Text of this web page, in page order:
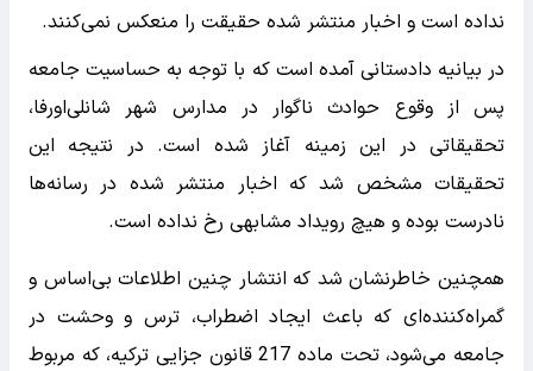
نداده است و اخبار منتشر شده حقیقت را منعکس نمی‌کنند.
در بیانیه دادستانی آمده است که با توجه به حساسیت جامعه
پس از وقوع حوادث ناگوار در مدارس شهر شانلی‌اورفا،
تحقیقاتی در این زمینه آغاز شده است. در نتیجه این
تحقیقات مشخص شد که اخبار منتشر شده در رسانه‌ها
نادرست بوده و هیچ رویداد مشابهی رخ نداده است.
همچنین خاطرنشان شد که انتشار چنین اطلاعات بی‌اساس و
گمراه‌کننده‌ای که باعث ایجاد اضطراب، ترس و وحشت در
جامعه می‌شود، تحت ماده 217 قانون جزایی ترکیه، که مربوط